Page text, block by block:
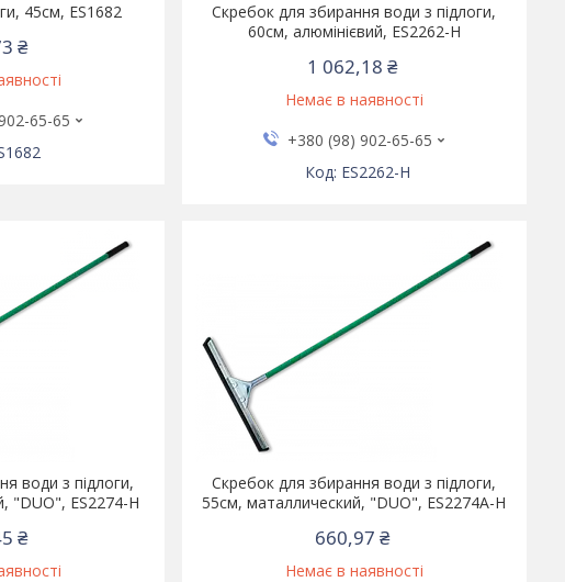
45см, ES1682
₴
65-65
Скребок для збирання води з підлоги,
60см, алюмінієвий, ES2262-H
1 062,18 ₴
Немає в наявності
+380 (98) 902-65-65
ES2262-H
води з підлоги,
"DUO", ES2274-H
₴
Скребок для збирання води з підлоги,
55см, маталлический, "DUO", ES2274A-H
660,97 ₴
Немає в наявності